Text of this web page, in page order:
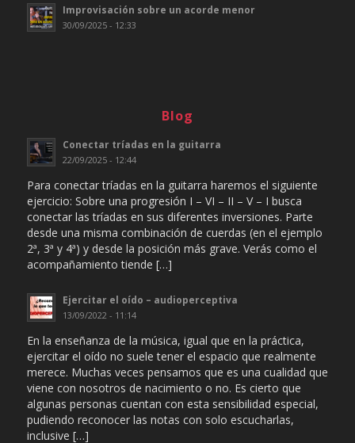
Improvisación sobre un acorde menor
30/09/2025 - 12:33
Blog
Conectar tríadas en la guitarra
22/09/2025 - 12:44
Para conectar tríadas en la guitarra haremos el siguiente
ejercicio: Sobre una progresión I – VI – II – V – I busca
conectar las tríadas en sus diferentes inversiones. Parte
desde una misma combinación de cuerdas (en el ejemplo
2ª, 3ª y 4ª) y desde la posición más grave. Verás como el
acompañamiento tiende […]
Ejercitar el oído – audioperceptiva
13/09/2022 - 11:14
En la enseñanza de la música, igual que en la práctica,
ejercitar el oído no suele tener el espacio que realmente
merece. Muchas veces pensamos que es una cualidad que
viene con nosotros de nacimiento o no. Es cierto que
algunas personas cuentan con esta sensibilidad especial,
pudiendo reconocer las notas con solo escucharlas,
inclusive […]